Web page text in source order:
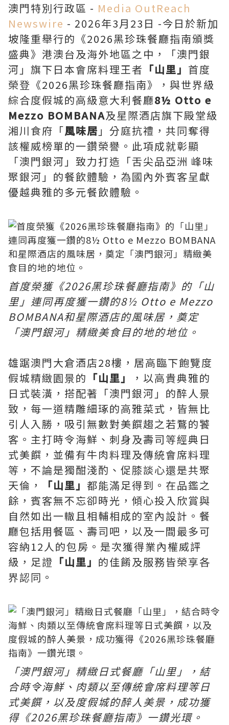
澳門特別行政區 - Media OutReach
Newswire - 2026年3月23日 -今日於新加
坡隆重舉行的《2026黑珍珠餐廳指南頒獎
盛典》港澳台及海外地區之中，「澳門銀
河」旗下日本會席料理王者 「山里」 首度
榮登《2026黑珍珠餐廳指南》，與世界級
綜合度假城的高級意大利餐廳8½ Otto e
Mezzo BOMBANA及星際酒店旗下殿堂級
湘川食府「風味居 」分庭抗禮，共同奪得
該權威榜單的一鑽榮譽。此項成就彰顯
「澳門銀河」致力打造「舌尖品亞洲 峰味
聚銀河」的餐飲體驗，為國內外賓客呈獻
優越典雅的多元餐飲體驗。
首度榮獲《2026黑珍珠餐廳指南》的「山
里」連同再度獲一鑽的8½ Otto e Mezzo
BOMBANA和星際酒店的風味居，奠定
「澳門銀河」精緻美食目的地的地位。
雄踞澳門大倉酒店28樓，居高臨下飽覽度
假城精緻園景的 「山里」
，以高貴典雅的
日式裝潢，搭配著「澳門銀河」的醉人景
致，每一道精雕細琢的高雅菜式，皆無比
引人入勝，吸引無數對美饌趨之若鶩的饕
客。主打時令海鮮、刺身及壽司等經典日
式美饌，並備有牛肉料理及傳統會席料理
等，不論是獨酣淺酌、促膝談心還是共聚
天倫，
「山里」 都能滿足得到。在品鑑之
餘，賓客無不忘卻時光，傾心投入欣賞與
自然如出一轍且相輔相成的室內設計。餐
廳包括用餐區、壽司吧，以及一間最多可
容納12人的包房。是次獲得業內權威評
級，足證 「山里」 的佳餚及服務皆榮享各
界認同。
「澳門銀河」精緻日式餐廳「山里」，結
合時令海鮮、肉類以至傳統會席料理等日
式美饌，以及度假城的醉人美景，成功獲
得《2026黑珍珠餐廳指南》一鑽光環。